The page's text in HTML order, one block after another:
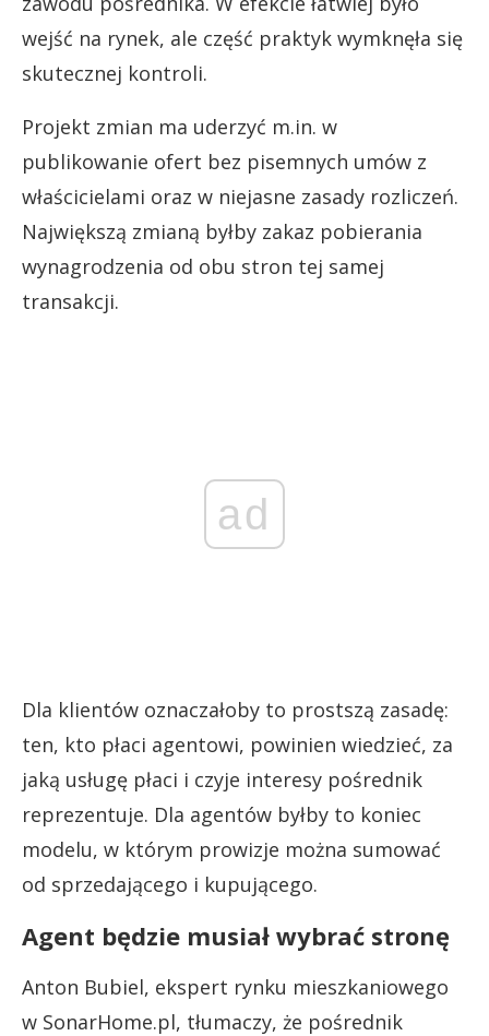
wejść na rynek, ale część praktyk wymknęła się
skutecznej kontroli.
Projekt zmian ma uderzyć m.in. w
publikowanie ofert bez pisemnych umów z
właścicielami oraz w niejasne zasady rozliczeń.
Największą zmianą byłby zakaz pobierania
wynagrodzenia od obu stron tej samej
transakcji.
ad
Dla klientów oznaczałoby to prostszą zasadę:
ten, kto płaci agentowi, powinien wiedzieć, za
jaką usługę płaci i czyje interesy pośrednik
reprezentuje. Dla agentów byłby to koniec
modelu, w którym prowizje można sumować
od sprzedającego i kupującego.
Agent będzie musiał wybrać stronę
Anton Bubiel, ekspert rynku mieszkaniowego
w SonarHome.pl, tłumaczy, że pośrednik